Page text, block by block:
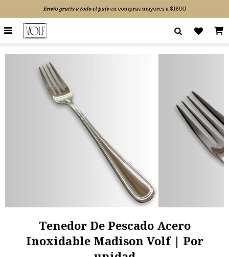

Tenedor De Pescado Acero
Inoxidable Madison Volf | Por